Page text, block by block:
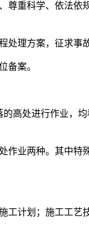
尊重科学、依法
处理方案，征求事
备案。
高处进行作业，
作业两种。其中
工计划；施工工